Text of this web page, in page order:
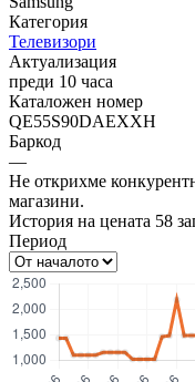
Категория
Телевизори
Актуализация
преди 10 часа
Каталожен номер
QE55S90DAEXXH
Баркод
—
Не открихме
магазини.
История на цената 58
Период